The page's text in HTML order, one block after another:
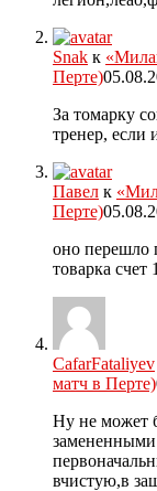
Snak к
Перте)
За томарку
тренер, если
Павел к
Перте)
оно перешло
товарка
CafarFataliyev
матч в Перте)
Ну не может
вчистую,в